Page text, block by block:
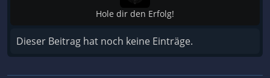
Hole dir den Erfolg!
Dieser Beitrag hat noch keine Einträge.